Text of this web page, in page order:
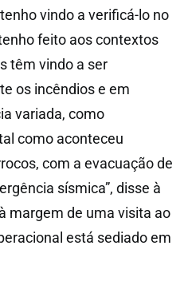
vindo a verificá-lo no
feito aos contextos
têm vindo a ser
os incêndios e em
variada, como
como aconteceu
com a evacuação de
sísmica”, disse à
margem de uma visita ao
está sediado em